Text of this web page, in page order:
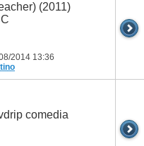
(2011)
2014 13:36
comedia